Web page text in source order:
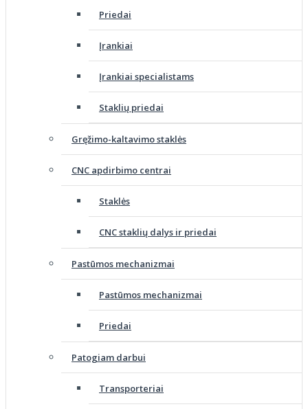
Priedai
Įrankiai
Įrankiai specialistams
Staklių priedai
Gręžimo-kaltavimo staklės
CNC apdirbimo centrai
Staklės
CNC staklių dalys ir priedai
Pastūmos mechanizmai
Pastūmos mechanizmai
Priedai
Patogiam darbui
Transporteriai